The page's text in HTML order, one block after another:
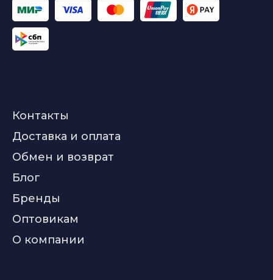
Контакты
Доставка и оплата
Обмен и возврат
Блог
Бренды
Оптовикам
О компании